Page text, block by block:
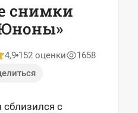
снимки
4,9 152 оценки
1658
сблизился с